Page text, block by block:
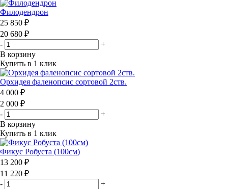
Филодендрон
25 850 ₽
20 680 ₽
-
+
В корзину
Купить в 1 клик
Орхидея фаленопсис сортовой 2ств.
4 000 ₽
2 000 ₽
-
+
В корзину
Купить в 1 клик
Фикус Робуста (100см)
13 200 ₽
11 220 ₽
-
+